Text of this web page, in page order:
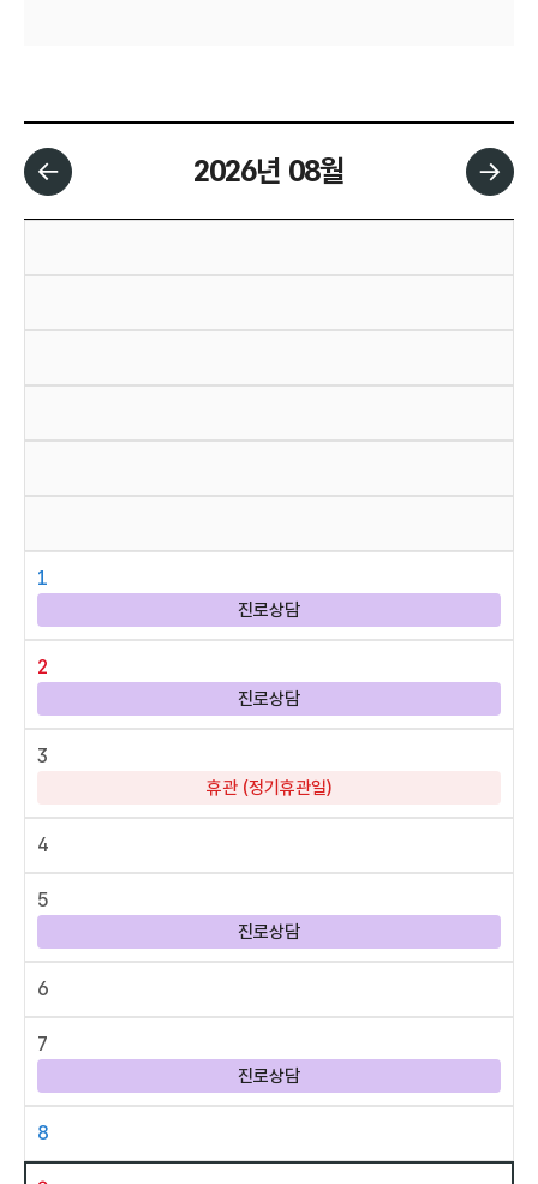
2026년 08월
날짜 선택 달력입니다.
1
진로상담
2
진로상담
3
휴관 (정기휴관일)
4
5
진로상담
6
7
진로상담
8